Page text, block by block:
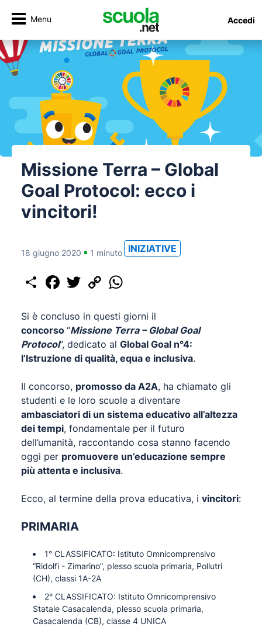
Menu Accedi
Missione Terra – Global
Goal Protocol: ecco i
vincitori!
18 giugno 2020 1 minuto INIZIATIVE
Share Facebook
Twitter Copy
Link
Si è concluso in questi giorni il
concorso “Missione Terra – Global Goal
Protocol”, dedicato al Global Goal n°4:
l’Istruzione di qualità, equa e inclusiva.
Il concorso, promosso da A2A, ha chiamato gli
studenti e le loro scuole a diventare
ambasciatori di un sistema educativo all’altezza
dei tempi, fondamentale per il futuro
dell’umanità, raccontando cosa stanno facendo
oggi per promuovere un’educazione sempre
più attenta e inclusiva.
Ecco, al termine della prova educativa, i vincitori:
PRIMARIA
1° CLASSIFICATO: Istituto Omnicomprensivo
“Ridolfi - Zimarino”, plesso scuola primaria, Pollutri
(CH), classi 1A-2A
2° CLASSIFICATO: Istituto Omnicomprensivo
Statale Casacalenda, plesso scuola primaria,
Casacalenda (CB), classe 4 UNICA